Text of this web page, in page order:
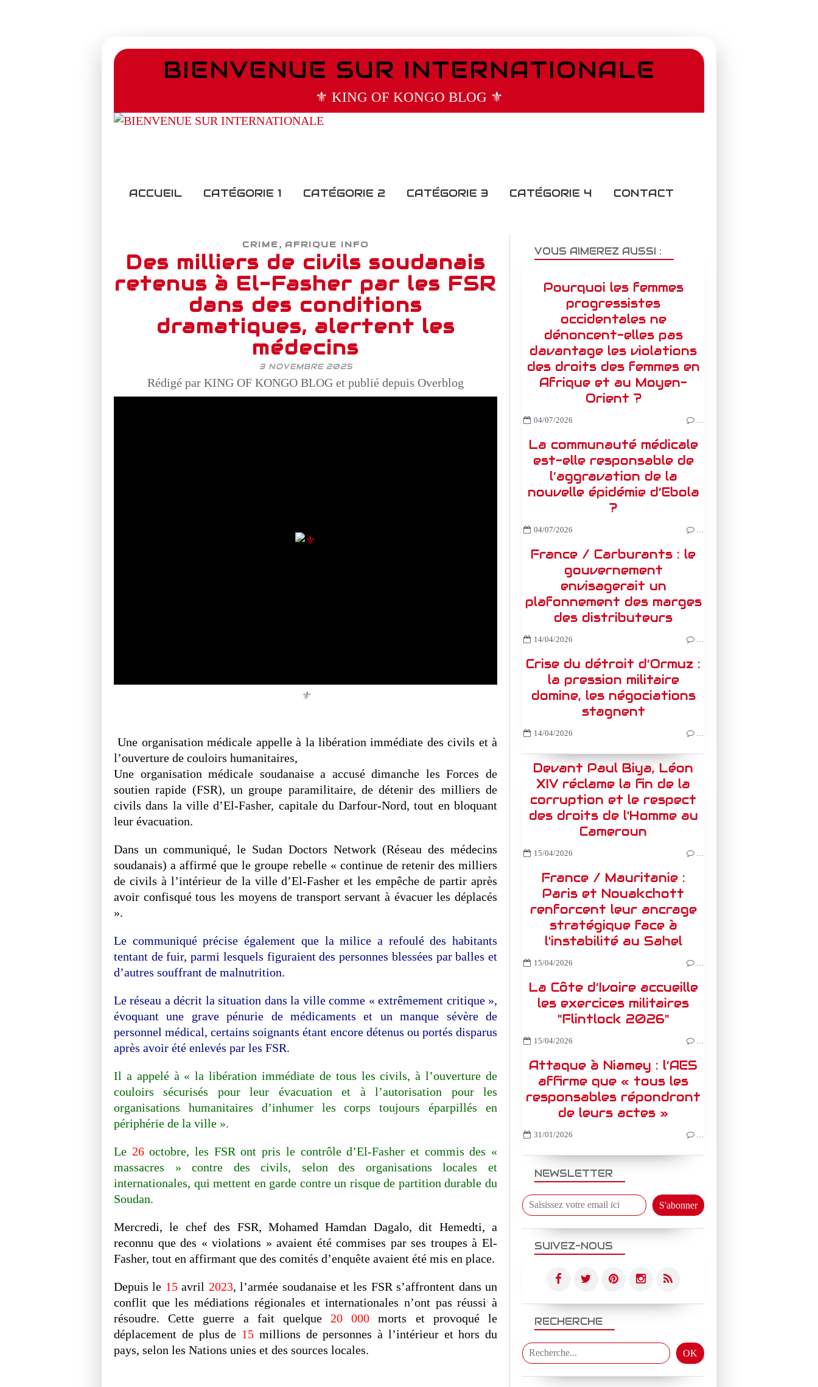
BIENVENUE SUR INTERNATIONALE
⚜️ KING OF KONGO BLOG ⚜️
ACCUEIL CATÉGORIE 1 CATÉGORIE 2 CATÉGORIE 3 CATÉGORIE 4 CONTACT
CRIME, AFRIQUE INFO
Des milliers de civils soudanais
retenus à El-Fasher par les FSR
dans des conditions
dramatiques, alertent les
médecins
3 NOVEMBRE 2025
Rédigé par KING OF KONGO BLOG et publié depuis Overblog
⚜️
Une organisation médicale appelle à la libération immédiate des civils et à
l’ouverture de couloirs humanitaires,
Une organisation médicale soudanaise a accusé dimanche les Forces de
soutien rapide (FSR), un groupe paramilitaire, de détenir des milliers de
civils dans la ville d’El-Fasher, capitale du Darfour-Nord, tout en bloquant
leur évacuation.
Dans un communiqué, le Sudan Doctors Network (Réseau des médecins
soudanais) a affirmé que le groupe rebelle « continue de retenir des milliers
de civils à l’intérieur de la ville d’El-Fasher et les empêche de partir après
avoir confisqué tous les moyens de transport servant à évacuer les déplacés
».
Le communiqué précise également que la milice a refoulé des habitants
tentant de fuir, parmi lesquels figuraient des personnes blessées par balles et
d’autres souffrant de malnutrition.
Le réseau a décrit la situation dans la ville comme « extrêmement critique »,
évoquant une grave pénurie de médicaments et un manque sévère de
personnel médical, certains soignants étant encore détenus ou portés disparus
après avoir été enlevés par les FSR.
Il a appelé à « la libération immédiate de tous les civils, à l’ouverture de
couloirs sécurisés pour leur évacuation et à l’autorisation pour les
organisations humanitaires d’inhumer les corps toujours éparpillés en
périphérie de la ville ».
Le 26octobre, les FSR ont pris le contrôle d’El-Fasher et commis des «
massacres » contre des civils, selon des organisations locales et
internationales, qui mettent en garde contre un risque de partition durable du
Soudan.
Mercredi, le chef des FSR, Mohamed Hamdan Dagalo, dit Hemedti, a
reconnu que des « violations » avaient été commises par ses troupes à El-
Fasher, tout en affirmant que des comités d’enquête avaient été mis en place.
Depuis le 15avril 2023, l’armée soudanaise et les FSR s’affrontent dans un
conflit que les médiations régionales et internationales n’ont pas réussi à
résoudre. Cette guerre a fait quelque 20 000 morts et provoqué le
déplacement de plus de 15 millions de personnes à l’intérieur et hors du
pays, selon les Nations unies et des sources locales.
NEWSLETTER
SUIVEZ-NOUS
RECHERCHE
VOUS AIMEREZ AUSSI :
Pourquoi les femmes
progressistes
occidentales ne
dénoncent-elles pas
davantage les violations
des droits des femmes en
Afrique et au Moyen-
Orient ?
04/07/2026 …
La communauté médicale
est-elle responsable de
l’aggravation de la
nouvelle épidémie d’Ebola
?
04/07/2026 …
France / Carburants : le
gouvernement
envisagerait un
plafonnement des marges
des distributeurs
14/04/2026 …
Crise du détroit d’Ormuz :
la pression militaire
domine, les négociations
stagnent
14/04/2026 …
Devant Paul Biya, Léon
XIV réclame la fin de la
corruption et le respect
des droits de l'Homme au
Cameroun
15/04/2026 …
France / Mauritanie :
Paris et Nouakchott
renforcent leur ancrage
stratégique face à
l'instabilité au Sahel
15/04/2026 …
La Côte d’Ivoire accueille
les exercices militaires
"Flintlock 2026"
15/04/2026 …
Attaque à Niamey : l’AES
affirme que « tous les
responsables répondront
de leurs actes »
31/01/2026 …